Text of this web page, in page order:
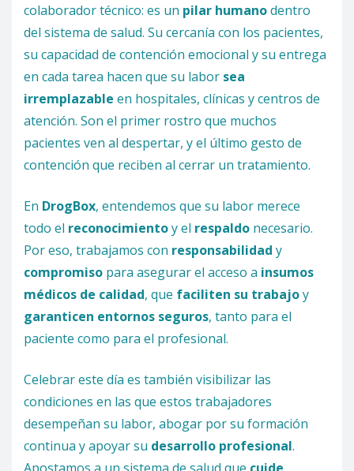
colaborador técnico: es un pilar humanodentro
del sistema de salud. Su cercanía con los pacientes,
su capacidad de contención emocional y su entrega
en cada tarea hacen que su labor sea
irremplazable en hospitales, clínicas y centros de
atención. Son el primer rostro que muchos
pacientes ven al despertar, y el último gesto de
contención que reciben al cerrar un tratamiento.
En DrogBox, entendemos que su labor merece
todo el reconocimientoy el respaldo necesario.
Por eso, trabajamos con responsabilidad y
compromiso para asegurar el acceso a insumos
médicos de calidad, que faciliten su trabajoy
garanticen entornos seguros, tanto para el
paciente como para el profesional.
Celebrar este día es también visibilizar las
condiciones en las que estos trabajadores
desempeñan su labor, abogar por su formación
continua y apoyar su desarrollo profesional.